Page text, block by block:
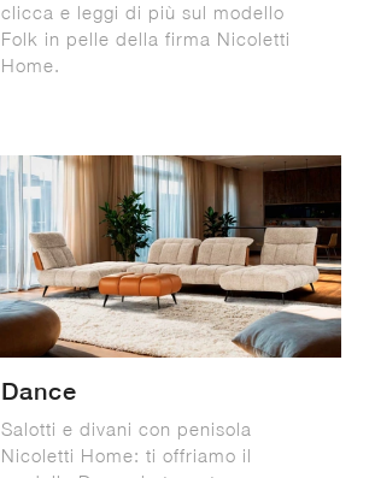
clicca e leggi di più sul modello
Folk in pelle della firma Nicoletti
Home.
Dance
Salotti e divani con penisola
Nicoletti Home: ti offriamo il